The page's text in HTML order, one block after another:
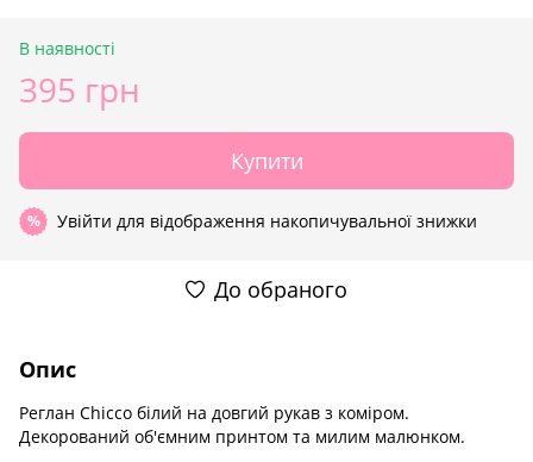
В наявності
395 грн
Купити
% Увійти для відображення накопичувальної знижки
До обраного
Опис
Реглан Chicco білий на довгий рукав з коміром.
Декорований об'ємним принтом та милим малюнком.